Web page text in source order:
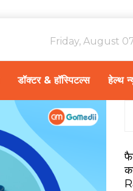
Friday, August
डॉक्टर & हॉस्पिटल्स हेल्थ